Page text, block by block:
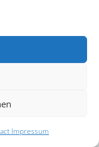
Impressum